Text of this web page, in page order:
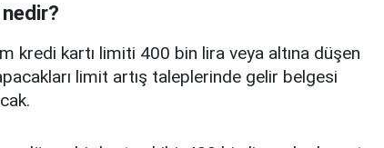
kredi kartı limiti 400 bin lira veya altına düşen
limit artış taleplerinde gelir belgesi